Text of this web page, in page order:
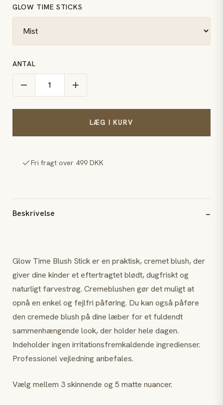
GLOW TIME STICKS
ANTAL
LÆG I KURV
Fri fragt over 499 DKK
Beskrivelse
Glow Time Blush Stick er en praktisk, cremet blush, der
giver dine kinder et eftertragtet blødt, dugfriskt og
naturligt farvestrøg. Cremeblushen gør det muligt at
opnå en enkel og fejlfri påføring. Du kan også påføre
den cremede blush på dine læber for et fuldendt
sammenhængende look, der holder hele dagen.
Indeholder ingen irritationsfremkaldende ingredienser.
Professionel vejledning anbefales.
Vælg mellem 3 skinnende og 5 matte nuancer.